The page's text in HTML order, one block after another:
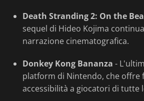
Death Stranding 2: On the
sequel di Hideo Kojima
narrazione cinematografica.
Donkey Kong Bananza -
platform di Nintendo, che offre
accessibilità a giocatori di tutte